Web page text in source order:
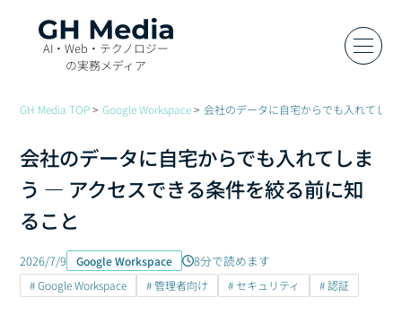
AI・Web・テクノロジー
の実務メディア
GH Media TOP Google Workspace 会社のデータに自宅からでも入れてし
会社のデータに自宅からでも入れてしま
う — アクセスできる条件を絞る前に知
ること
2026/7/9 Google Workspace 8分で読めます
# Google Workspace # 管理者向け # セキュリティ # 認証